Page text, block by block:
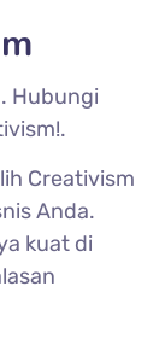
Hubungi
Creativism
Anda.
kuat di